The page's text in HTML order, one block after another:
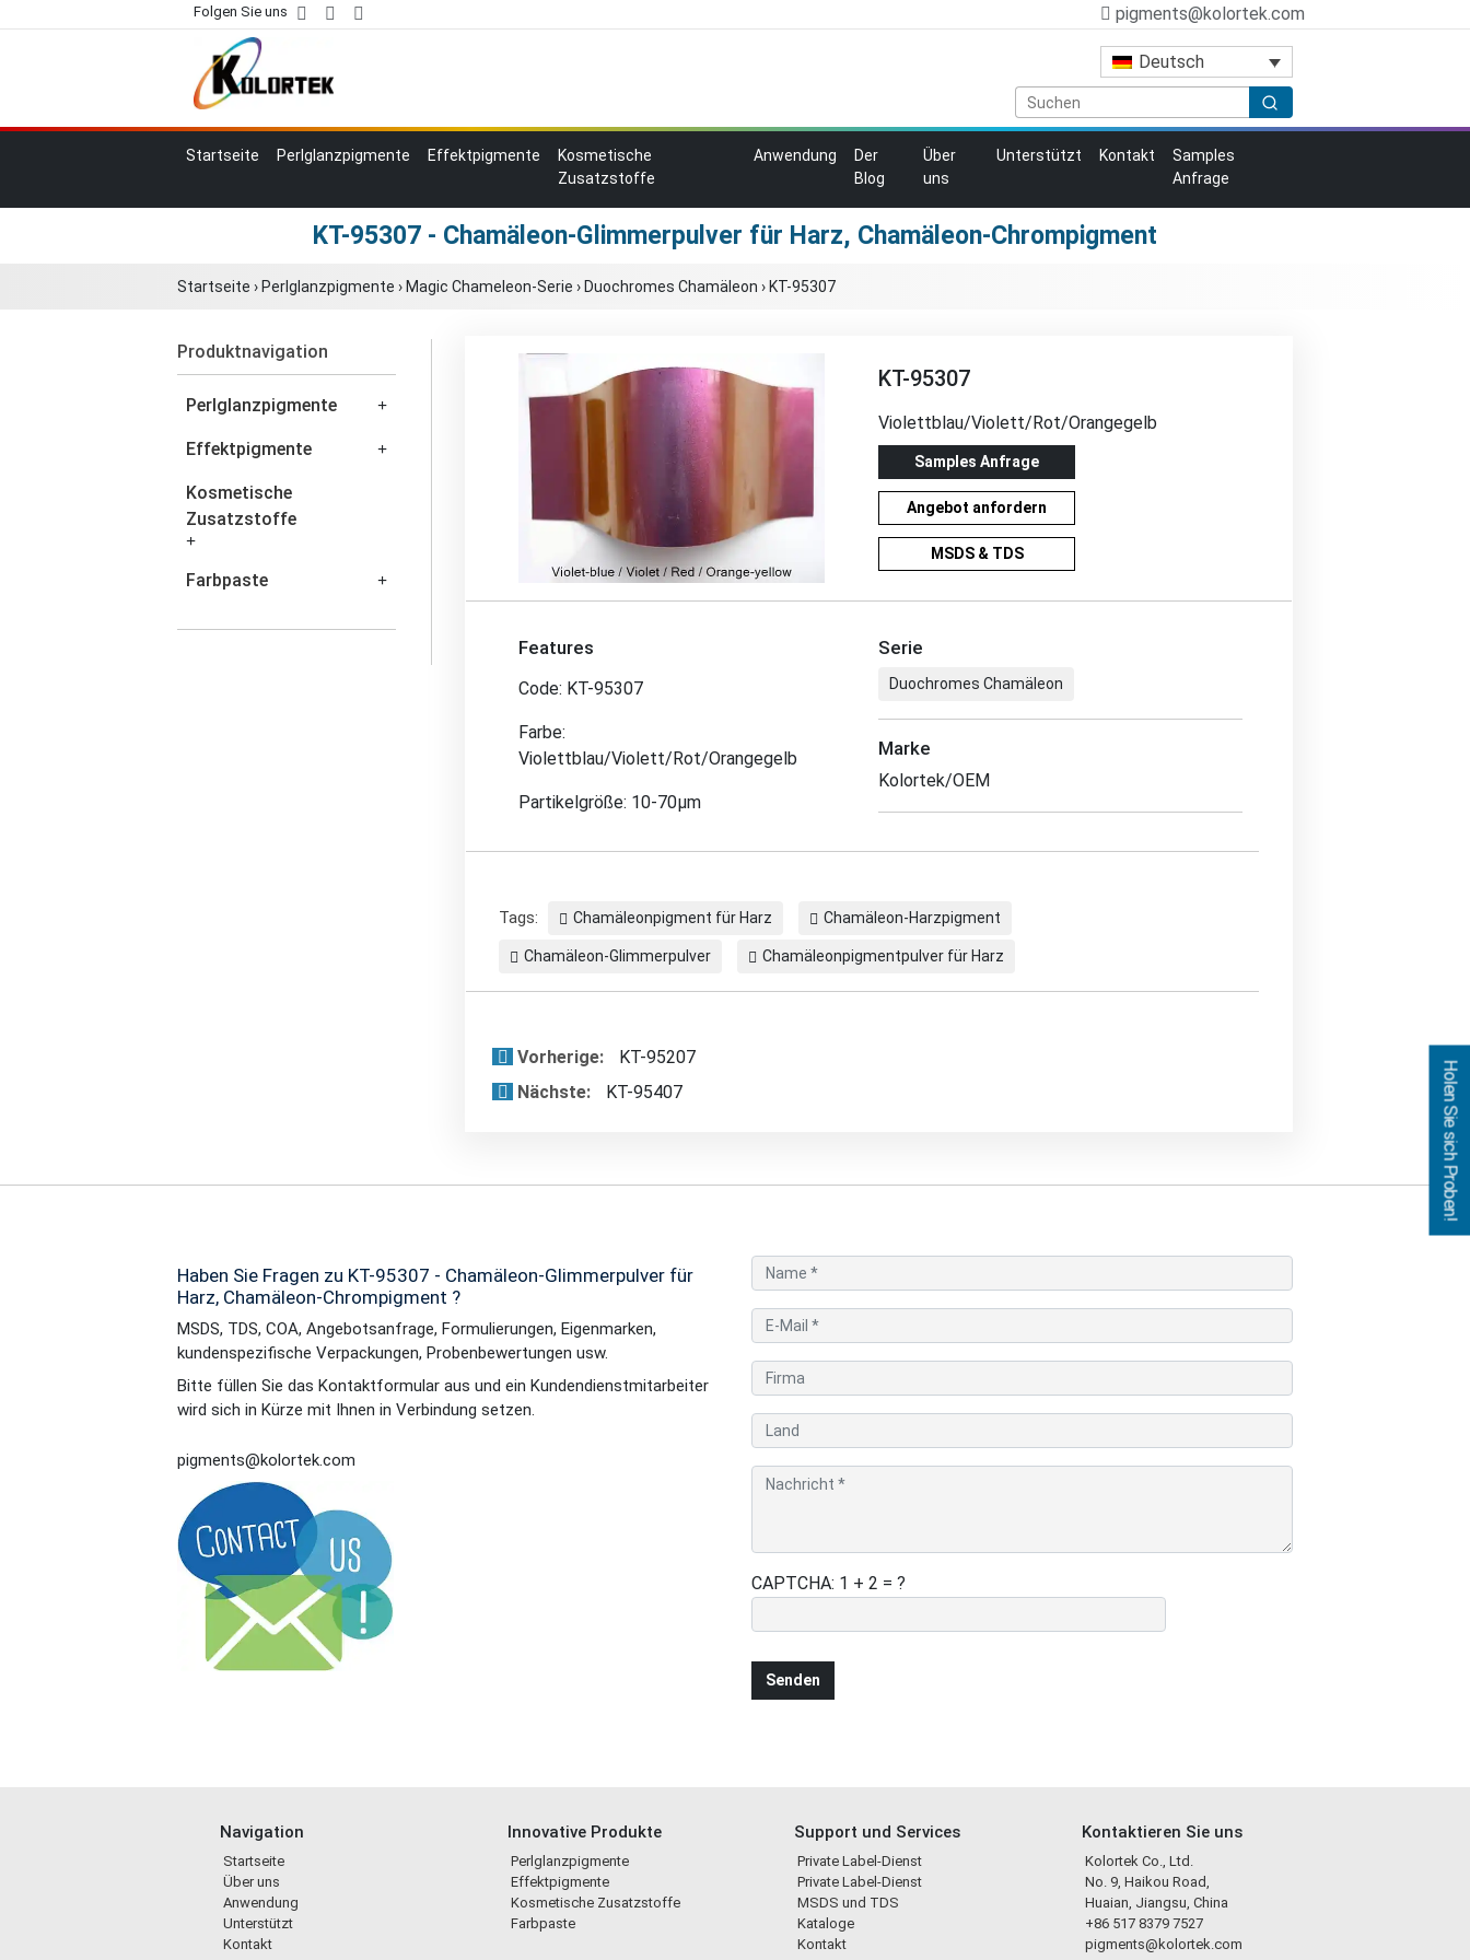
Folgen Sie uns pigments@kolortek.com
Deutsch
Startseite Perlglanzpigmente Effektpigmente
Kosmetische
Zusatzstoffe
Anwendung
Der
Blog
Über
uns
Unterstützt Kontakt
Samples
Anfrage
KT-95307 - Chamäleon-Glimmerpulver für Harz, Chamäleon-Chrompigment
Startseite › Perlglanzpigmente › Magic Chameleon-Serie › Duochromes Chamäleon › KT-95307
Produktnavigation
Perlglanzpigmente
Effektpigmente
Kosmetische
Zusatzstoffe
Farbpaste
KT-95307
Violettblau/Violett/Rot/Orangegelb
Samples Anfrage
Angebot anfordern
MSDS & TDS
Features
Code: KT-95307
Farbe:
Violettblau/Violett/Rot/Orangegelb
Partikelgröße: 10-70μm
Serie
Duochromes Chamäleon
Marke
Kolortek/OEM
Tags: Chamäleonpigment für Harz Chamäleon-Harzpigment
Chamäleon-Glimmerpulver Chamäleonpigmentpulver für Harz
Vorherige:
KT-95207
Nächste:
KT-95407
Haben Sie Fragen zu KT-95307 - Chamäleon-Glimmerpulver für
Harz, Chamäleon-Chrompigment ?
MSDS, TDS, COA, Angebotsanfrage, Formulierungen, Eigenmarken,
kundenspezifische Verpackungen, Probenbewertungen usw.
Bitte füllen Sie das Kontaktformular aus und ein Kundendienstmitarbeiter
wird sich in Kürze mit Ihnen in Verbindung setzen.
pigments@kolortek.com
CAPTCHA: 1 + 2 = ?
Navigation
Startseite
Über uns
Anwendung
Unterstützt
Kontakt
Innovative Produkte
Perlglanzpigmente
Effektpigmente
Kosmetische Zusatzstoffe
Farbpaste
Support und Services
Private Label-Dienst
Private Label-Dienst
MSDS und TDS
Kataloge
Kontakt
Kontaktieren Sie uns
Kolortek Co., Ltd.
No. 9, Haikou Road,
Huaian, Jiangsu, China
+86 517 8379 7527
pigments@kolortek.com
Holen Sie sich Proben!